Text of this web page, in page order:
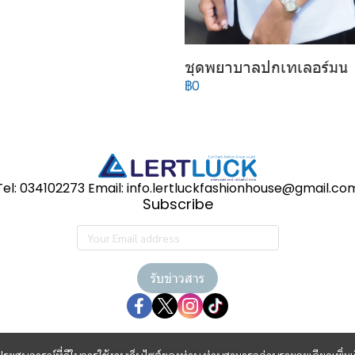
ชุดพยาบาลปกเทเลอร์มน
฿0
034102273 Email:
Subscribe
รับข่าวสาร